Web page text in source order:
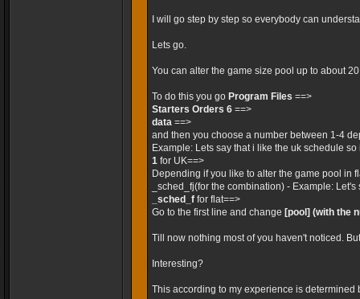
I will go step by step so everybody can
Lets go.
You can alter the game size pool up to about
To do this you go Program Files ==>
Starters Orders 6 ==>
data ==>
and then you choose a number between 1-4
Example: Lets say that i like the uk schedule so
1 for UK==>
Depending if you like to alter the game pool in
_sched_fj(for the combination) - Example:
_sched_f for flat==>
Go to the first line and change [pool] (with the
Till now nothing most of you haven't noticed.
Interesting?
This according to my experience is